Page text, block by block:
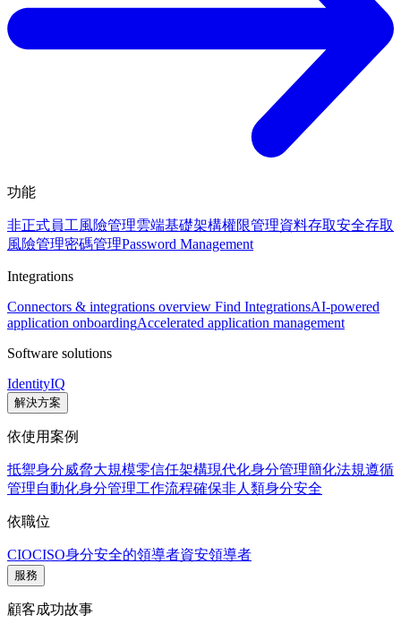
功能
非正式員工風險管理雲端基礎架構權限管理資料存取安全存取
風險管理密碼管理Password Management
Integrations
Connectors & integrations overview Find IntegrationsAI-powered
application onboardingAccelerated application management
Software solutions
IdentityIQ
解決方案
依使用案例
抵禦身分威脅大規模零信任架構現代化身分管理簡化法規遵循
管理自動化身分管理工作流程確保非人類身分安全
依職位
CIOCISO身分安全的領導者資安領導者
服務
顧客成功故事